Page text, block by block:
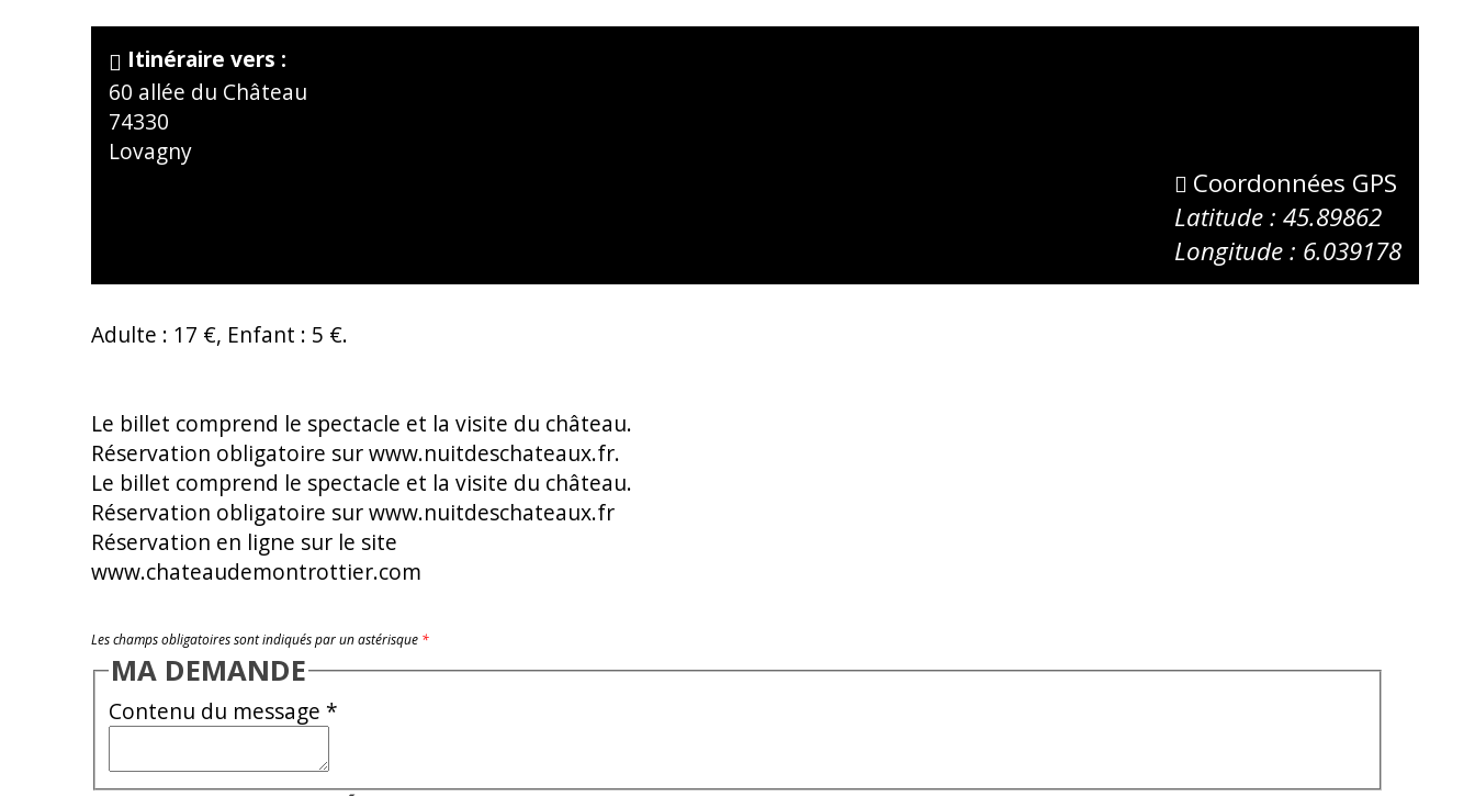
Itinéraire vers :
60 allée du Château
74330
Lovagny
Coordonnées GPS
Latitude : 45.89862
Longitude : 6.039178
Adulte : 17 €, Enfant : 5 €.
Le billet comprend le spectacle et la visite du château.
Réservation obligatoire sur www.nuitdeschateaux.fr.
Le billet comprend le spectacle et la visite du château.
Réservation obligatoire sur www.nuitdeschateaux.fr
Réservation en ligne sur le site
www.chateaudemontrottier.com
Les champs obligatoires sont indiqués par un astérisque *
MA DEMANDE
Contenu du message *